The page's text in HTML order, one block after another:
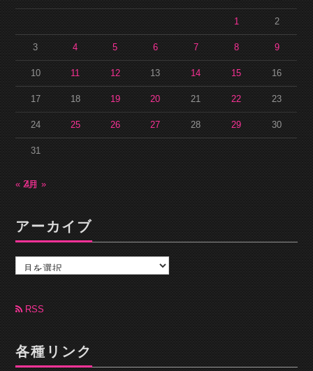
1 2
3 4 5 6 7 8 9
10 11 12 13 14 15 16
17 18 19 20 21 22 23
24 25 26 27 28 29 30
31
« 2月4月 »
アーカイブ
カ
ブ RSS
各種リンク